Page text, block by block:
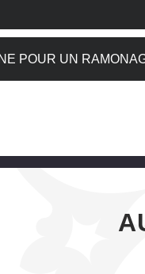
POUR UN